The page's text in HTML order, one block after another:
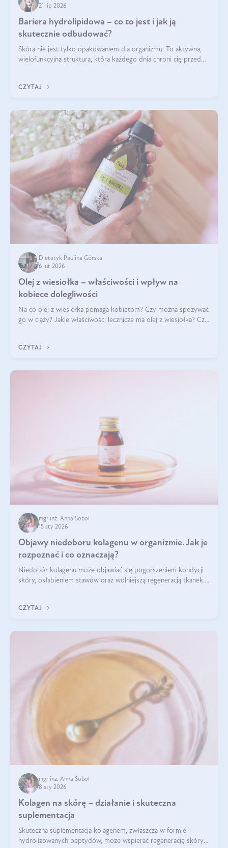
21 lip 2026
Bariera hydrolipidowa – co to jest i jak ją
skutecznie odbudować?
Skóra nie jest tylko opakowaniem dla organizmu. To aktywna,
wielofunkcyjna struktura, która każdego dnia chroni cię przed
bariera hydrolipidowa.
CZYTAJ
Dietetyk Paulina Górska
6 lut 2026
Olej z wiesiołka – właściwości i wpływ na
kobiece dolegliwości
Na co olej z wiesiołka pomaga kobietom? Czy można spożywać
go w ciąży? Jakie właściwości lecznicze ma olej z wiesiołka? Czy
CZYTAJ
mgr inż. Anna Sobol
15 sty 2026
Objawy niedoboru kolagenu w organizmie. Jak je
rozpoznać i co oznaczają?
Niedobór kolagenu może objawiać się pogorszeniem kondycji
skóry, osłabieniem stawów oraz wolniejszą regeneracją tkanek.
osłabienie włosów.
CZYTAJ
mgr inż. Anna Sobol
8 sty 2026
Kolagen na skórę – działanie i skuteczna
suplementacja
Skuteczna suplementacja kolagenem, zwłaszcza w formie
hydrolizowanych peptydów, może wspierać regenerację skóry i